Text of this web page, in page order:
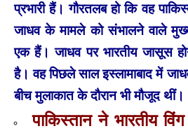
प्रभारी हैं। गौरतलब हो कि वह
जाधव के मामले को संभालने वाले
एक हैं। जाधव पर भारतीय जासूस
है। वह पिछले साल इस्लामाबाद में
बीच मुलाकात के दौरान भी मौजूद थीं।
पाकिस्तान ने भारतीय